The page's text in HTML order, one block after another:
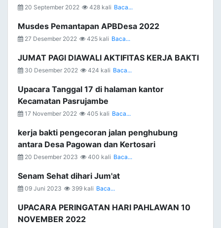
20 September 2022 428 kali Baca...
Musdes Pemantapan APBDesa 2022
27 Desember 2022 425 kali Baca...
JUMAT PAGI DIAWALI AKTIFITAS KERJA BAKTI
30 Desember 2022 424 kali Baca...
Upacara Tanggal 17 di halaman kantor
Kecamatan Pasrujambe
17 November 2022 405 kali Baca...
kerja bakti pengecoran jalan penghubung
antara Desa Pagowan dan Kertosari
20 Desember 2023 400 kali Baca...
Senam Sehat dihari Jum'at
09 Juni 2023 399 kali Baca...
UPACARA PERINGATAN HARI PAHLAWAN 10
NOVEMBER 2022